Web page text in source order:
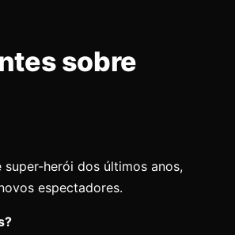
sobre
super-herói dos últimos anos,
espectadores.